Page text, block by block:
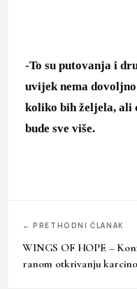
-To su putovanja i
uvijek nema
koliko bih željela, ali
bude sve više.
← PRETHODNI ČLANAK
WINGS OF HOPE –
ranom otkrivanju